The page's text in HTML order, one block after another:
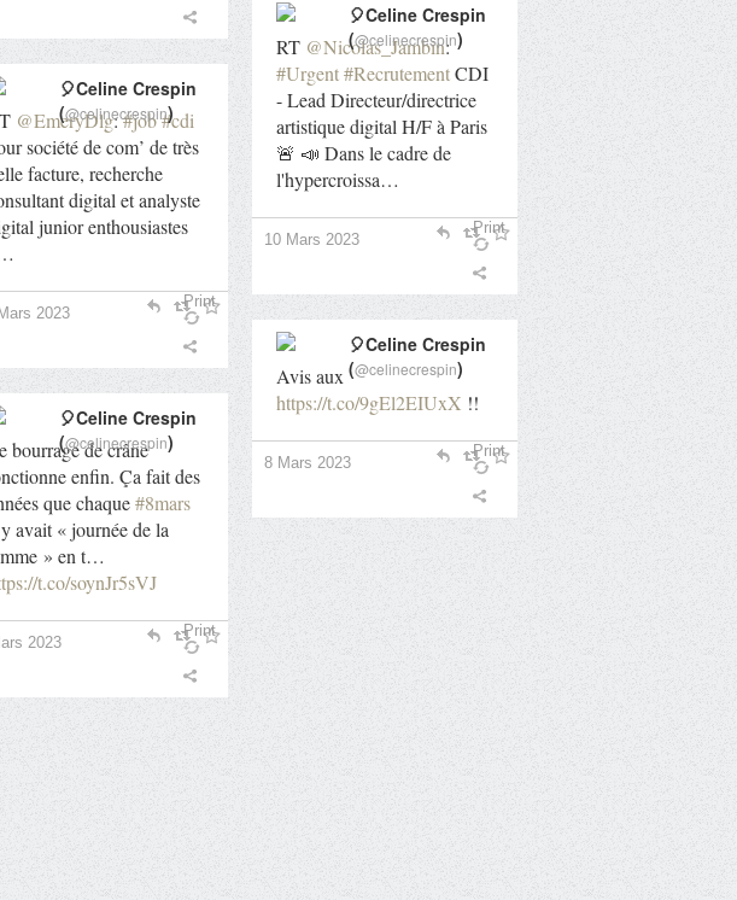
RT @Nicolas_Jambin:
#Urgent#RecrutementCDI
- Lead Directeur/directrice
artistique digital H/F à Paris
🚨 📣 Dans le cadre de
l'hypercroissa…
🎈Celine Crespin
(@celinecrespin)
10 Mars 2023
Print
@EmeryDlg:#job#cdi
société de com’ de très
facture, recherche
digital et analyste
junior enthousiastes
🎈Celine Crespin
(@celinecrespin)
2023
Print
Avis aux
https://t.co/9gEl2EIUxX !!
🎈Celine Crespin
(@celinecrespin)
8 Mars 2023
Print
bourrage de crâne
enfin. Ça fait des
que chaque#8mars
avait « journée de la
» en t…
t.co/soynJr5sVJ
🎈Celine Crespin
(@celinecrespin)
2023
Print